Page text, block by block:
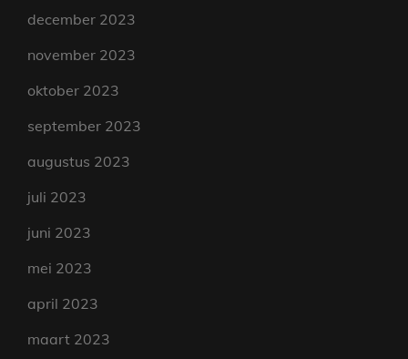
december 2023
november 2023
oktober 2023
september 2023
augustus 2023
juli 2023
juni 2023
mei 2023
april 2023
maart 2023